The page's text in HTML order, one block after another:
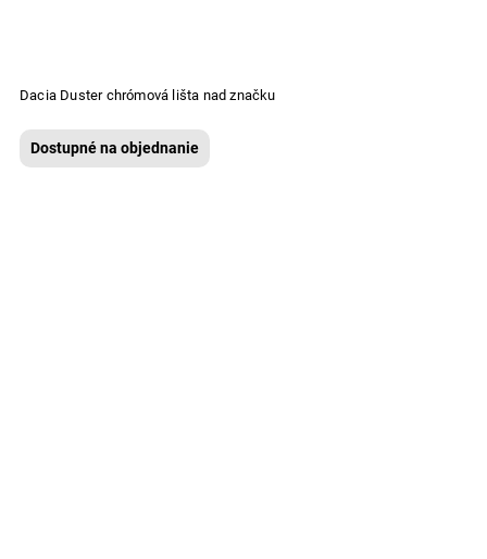
Dacia Duster chrómová lišta nad značku
Dostupné na objednanie